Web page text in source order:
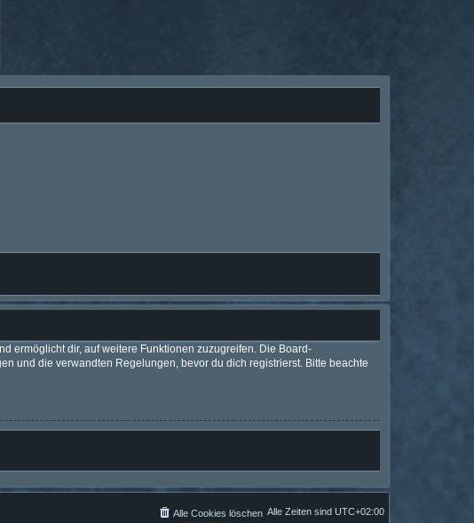
ermöglicht dir, auf weitere Funktionen zuzugreifen. Die Board-
und die verwandten Regelungen, bevor du dich registrierst. Bitte beachte
Alle Zeiten sind UTC+02:00
Alle Cookies löschen